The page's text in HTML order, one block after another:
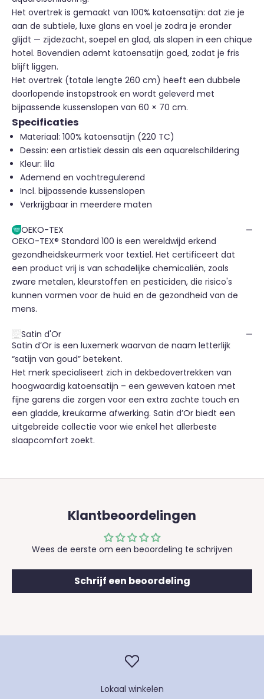
Het overtrek is gemaakt van 100% katoensatijn: dat zie je
aan de subtiele, luxe glans en voel je zodra je eronder
glijdt — zijdezacht, soepel en glad, als slapen in een chique
hotel. Bovendien ademt katoensatijn goed, zodat je fris
blijft liggen.
Het overtrek (totale lengte 260 cm) heeft een dubbele
doorlopende instopstrook en wordt geleverd met
bijpassende kussenslopen van 60 × 70 cm.
Specificaties
Materiaal: 100% katoensatijn (220 TC)
Dessin: een artistiek dessin als een aquarelschildering
Kleur: lila
Ademend en vochtregulerend
Incl. bijpassende kussenslopen
Verkrijgbaar in meerdere maten
OEKO-TEX
OEKO-TEX® Standard 100 is een wereldwijd erkend
gezondheidskeurmerk voor textiel. Het certificeert dat
een product vrij is van schadelijke chemicaliën, zoals
zware metalen, kleurstoffen en pesticiden, die risico's
kunnen vormen voor de huid en de gezondheid van de
mens.
Satin d'Or
Satin d’Or is een luxemerk waarvan de naam letterlijk
“satijn van goud” betekent.
Het merk specialiseert zich in dekbedovertrekken van
hoogwaardig katoensatijn – een geweven katoen met
fijne garens die zorgen voor een extra zachte touch en
een gladde, kreukarme afwerking. Satin d’Or biedt een
uitgebreide collectie voor wie enkel het allerbeste
slaapcomfort zoekt.
Klantbeoordelingen
Wees de eerste om een beoordeling te schrijven
Schrijf een beoordeling
Lokaal winkelen